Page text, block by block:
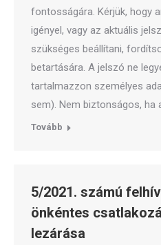
fontosságára. Kérjük, hogy
igényel, vagy az aktuális
szükséges beállítani,
betartására. A jelszó ne
tartalmazzon személyes
sem). Nem biztonságos, ha
Tovább
5/2021. számú
önkéntes
lezárása